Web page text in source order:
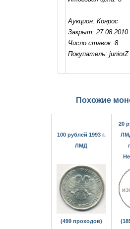
Аукцион: Конрос
Закрыт: 27.08.2010
Число ставок: 8
Покупатель: juniorZ
Похожие
100 рублей 1993 г.
ЛМД
(499 проходов)
20